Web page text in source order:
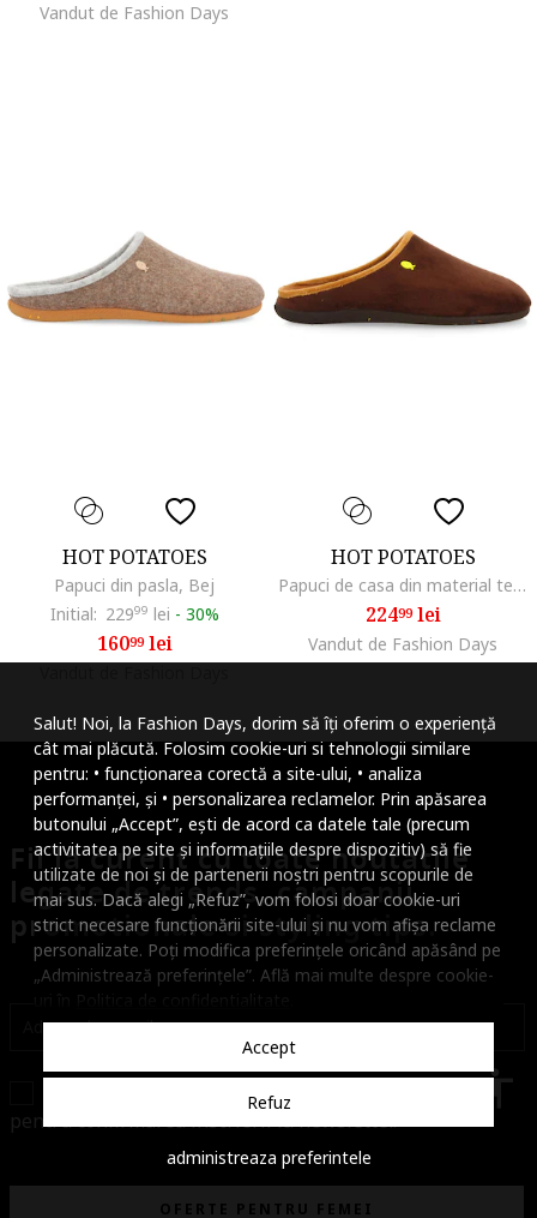
Salut! Noi, la Fashion Days, dorim să îți oferim o experiență
cât mai plăcută. Folosim cookie-uri si tehnologii similare
pentru: • funcționarea corectă a site-ului, • analiza
performanței, și • personalizarea reclamelor. Prin apăsarea
butonului „Accept”, ești de acord ca datele tale (precum
activitatea pe site și informațiile despre dispozitiv) să fie
utilizate de noi și de partenerii noștri pentru scopurile de
mai sus. Dacă alegi „Refuz”, vom folosi doar cookie-uri
strict necesare funcționării site-ului și nu vom afișa reclame
personalizate. Poți modifica preferințele oricând apăsând pe
„Administrează preferințele”. Află mai multe despre cookie-
Accept
Refuz
administreaza preferintele
Vandut de Fashion Days
HOT POTATOES
Papuci din pasla, Bej
Initial: 22999 lei - 30%
16099lei
HOT POTATOES
Papuci de casa din material teddy Hartwick, Maro
22499lei
Vandut de Fashion Days
Fii la curent cu toate noutatile
legate de trends, campanii
promotionale si styling tips.
Confirm ca am peste 16 ani. Vei primi un email
pentru confirmarea inscrierii la newsletter.
OFERTE PENTRU FEMEI
accessibility
Micsoreaza
Mareste spatierea
Micsoreaza
Mareste inaltimea
Micsoreaza
Inverseaza culorile
Nuante de gri
Cursor mare